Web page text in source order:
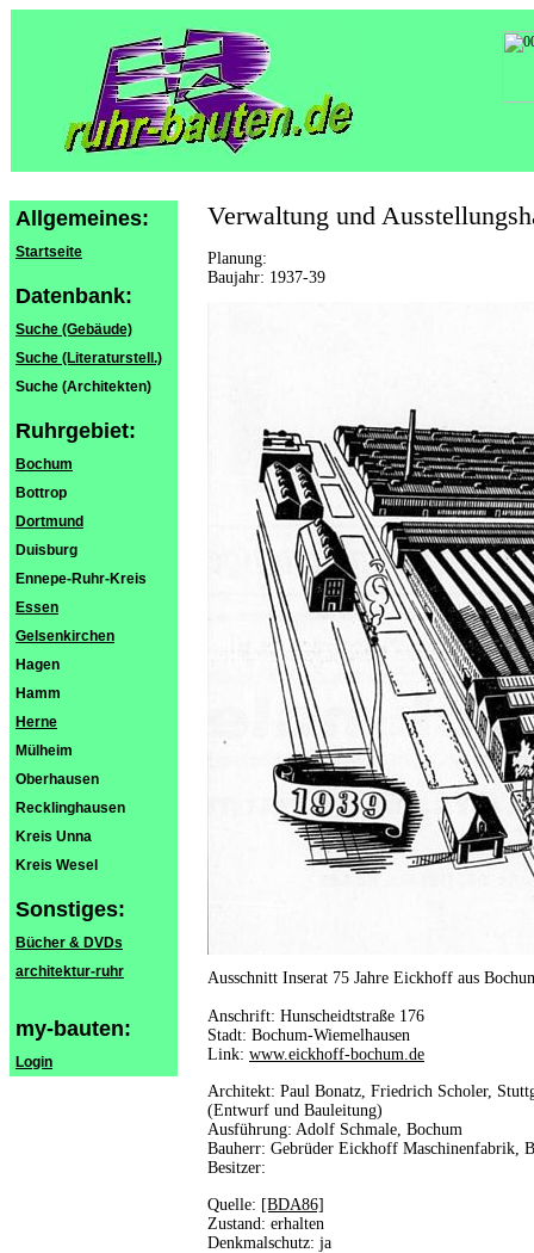
Allgemeines:
Startseite
Datenbank:
Suche (Gebäude)
Suche (Literaturstell.)
Suche (Architekten)
Ruhrgebiet:
Bochum
Bottrop
Dortmund
Duisburg
Ennepe-Ruhr-Kreis
Essen
Gelsenkirchen
Hagen
Hamm
Herne
Mülheim
Oberhausen
Recklinghausen
Kreis Unna
Kreis Wesel
Sonstiges:
Bücher & DVDs
architektur-ruhr
my-bauten:
Login
Verwaltung und
Planung:
Baujahr: 1937-39
Ausschnitt Inserat 75 Jahre Eickhoff aus
Anschrift: Hunscheidtstraße 176
Stadt: Bochum-Wiemelhausen
Link: www.eickhoff-bochum.de
Architekt: Paul Bonatz, Friedrich Scholer,
(Entwurf und Bauleitung)
Ausführung: Adolf Schmale, Bochum
Bauherr: Gebrüder Eickhoff Maschinenfabrik,
Besitzer:
Quelle: [BDA86]
Zustand: erhalten
Denkmalschutz: ja